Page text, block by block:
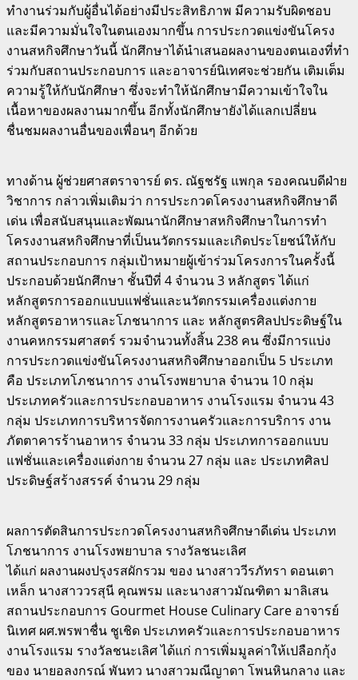
ทำงานร่วมกับผู้อื่นได้อย่างมีประสิทธิภาพ มีความรับผิดชอบ
และมีความมั่นใจในตนเองมากขึ้น การประกวดแข่งขันโครง
งานสหกิจศึกษาวันนี้ นักศึกษาได้นำเสนอผลงานของตนเองที่ทำ
ร่วมกับสถานประกอบการ และอาจารย์นิเทศจะช่วยกัน เติมเต็ม
ความรู้ให้กับนักศึกษา ซึ่งจะทำให้นักศึกษามีความเข้าใจใน
เนื้อหาของผลงานมากขึ้น อีกทั้งนักศึกษายังได้แลกเปลี่ยน
ชื่นชมผลงานอื่นของเพื่อนๆ อีกด้วย
ทางด้าน ผู้ช่วยศาสตราจารย์ ดร. ณัฐชรัฐ แพกุล รองคณบดีฝ่าย
วิชาการ กล่าวเพิ่มเติมว่า การประกวดโครงงานสหกิจศึกษาดี
เด่น เพื่อสนับสนุนและพัฒนานักศึกษาสหกิจศึกษาในการทำ
โครงงานสหกิจศึกษาที่เป็นนวัตกรรมและเกิดประโยชน์ให้กับ
สถานประกอบการ กลุ่มเป้าหมายผู้เข้าร่วมโครงการในครั้งนี้
ประกอบด้วยนักศึกษา ชั้นปีที่ 4 จำนวน 3 หลักสูตร ได้แก่
หลักสูตรการออกแบบแฟชั่นและนวัตกรรมเครื่องแต่งกาย
หลักสูตรอาหารและโภชนาการ และ หลักสูตรศิลปประดิษฐ์ใน
งานคหกรรมศาสตร์ รวมจำนวนทั้งสิ้น 238 คน ซึ่งมีการแบ่ง
การประกวดแข่งขันโครงงานสหกิจศึกษาออกเป็น 5 ประเภท
คือ ประเภทโภชนาการ งานโรงพยาบาล จำนวน 10 กลุ่ม
ประเภทครัวและการประกอบอาหาร งานโรงแรม จำนวน 43
กลุ่ม ประเภทการบริหารจัดการงานครัวและการบริการ งาน
ภัตตาคารร้านอาหาร จำนวน 33 กลุ่ม ประเภทการออกแบบ
แฟชั่นและเครื่องแต่งกาย จำนวน 27 กลุ่ม และ ประเภทศิลป
ประดิษฐ์สร้างสรรค์ จำนวน 29 กลุ่ม
ผลการตัดสินการประกวดโครงงานสหกิจศึกษาดีเด่น ประเภท
โภชนาการ งานโรงพยาบาล รางวัลชนะเลิศ
ได้แก่ ผลงานผงปรุงรสผักรวม ของ นางสาววีรภัทรา ดอนเตา
เหล็ก นางสาววรสุนี คุณพรม และนางสาวมัณฑิตา มาลิเสน
สถานประกอบการ Gourmet House Culinary Care อาจารย์
นิเทศ ผศ.พรพาชื่น ชูเชิด ประเภทครัวและการประกอบอาหาร
งานโรงแรม รางวัลชนะเลิศ ได้แก่ การเพิ่มมูลค่าให้เปลือกกุ้ง
ของ นายอลงกรณ์ พันทว นางสาวมณีญาดา โพนหินกลาง และ